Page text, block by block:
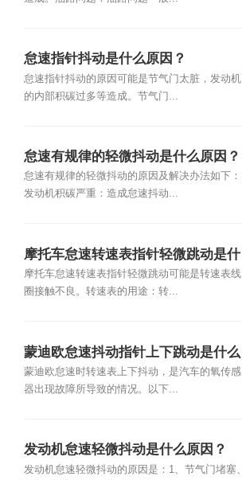
怠速指针抖动是什么原因？
怠速指针抖动的原因可能是节气门太脏，发动机
的内部积碳过多等造成。节气门...
怠速有规律的轻微抖动是什么原因？
怠速有规律的轻微抖动的原因及解决办法如下：
发动机积碳严重：造成怠速抖动...
摩托车怠速转速表指针轻微跳动是什
么原因？
摩托车怠速转速表指针轻微跳动可能是转速表线
圈接触不良。转速表的用途：转...
蒙迪欧怠速抖动指针上下跳动是什么
原因？
蒙迪欧怠速时转速表上下抖动，是汽车的氧传感
器出现故障所导致的情况。以下...
发动机怠速轻微抖动是什么原因？
发动机怠速轻微抖动的原因是：1、节气门堵塞、